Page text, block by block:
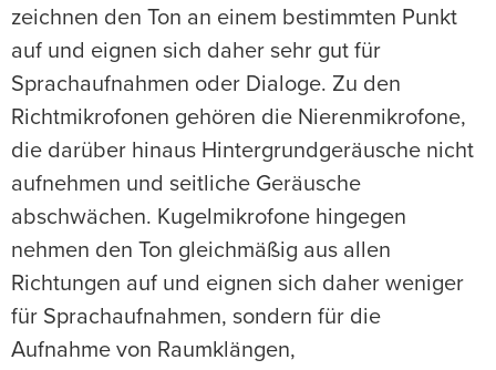
zeichnen den Ton an einem bestimmten Punkt
auf und eignen sich daher sehr gut für
Sprachaufnahmen oder Dialoge. Zu den
Richtmikrofonen gehören die Nierenmikrofone,
die darüber hinaus Hintergrundgeräusche nicht
aufnehmen und seitliche Geräusche
abschwächen. Kugelmikrofone hingegen
nehmen den Ton gleichmäßig aus allen
Richtungen auf und eignen sich daher weniger
für Sprachaufnahmen, sondern für die
Aufnahme von Raumklängen,